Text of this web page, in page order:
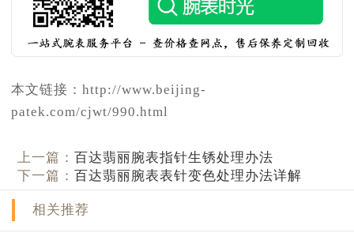
本文链接：http://www.beijing-
patek.com/cjwt/990.html
上一篇：百达翡丽腕表指针生锈处理办法
下一篇：百达翡丽腕表表针变色处理办法详解
相关推荐